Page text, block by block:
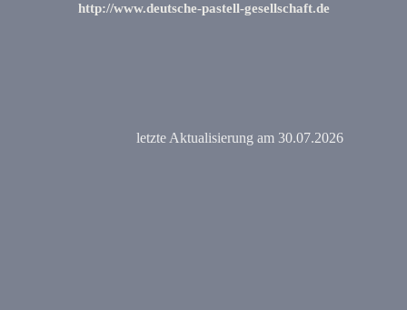
http://www.deutsche-pastell-gesellschaft.de
letzte Aktualisierung am 30.07.2026